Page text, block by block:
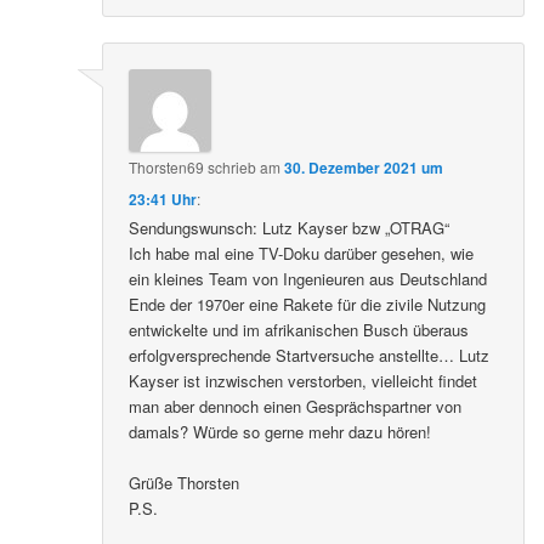
Thorsten69 schriebam30. Dezember 2021 um
23:41 Uhr:
Sendungswunsch: Lutz Kayser bzw „OTRAG“
Ich habe mal eine TV-Doku darüber gesehen, wie
ein kleines Team von Ingenieuren aus Deutschland
Ende der 1970er eine Rakete für die zivile Nutzung
entwickelte und im afrikanischen Busch überaus
erfolgversprechende Startversuche anstellte… Lutz
Kayser ist inzwischen verstorben, vielleicht findet
man aber dennoch einen Gesprächspartner von
damals? Würde so gerne mehr dazu hören!
Grüße Thorsten
P.S.